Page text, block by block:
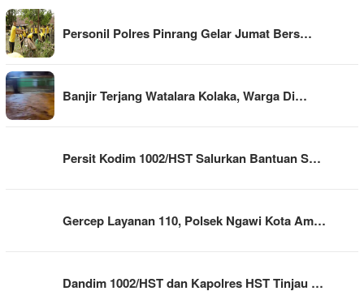
Personil Polres Pinrang Gelar Jumat Bers…
Banjir Terjang Watalara Kolaka, Warga Di…
Persit Kodim 1002/HST Salurkan Bantuan S…
Gercep Layanan 110, Polsek Ngawi Kota Am…
Dandim 1002/HST dan Kapolres HST Tinjau …